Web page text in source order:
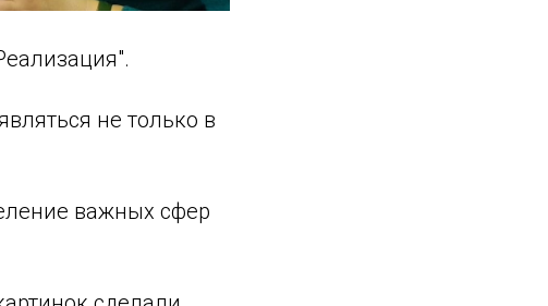
не только в
важных сфер